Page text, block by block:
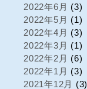
2022年6月 (3)
2022年5月 (1)
2022年4月 (3)
2022年3月 (1)
2022年2月 (6)
2022年1月 (3)
2021年12月
(3)